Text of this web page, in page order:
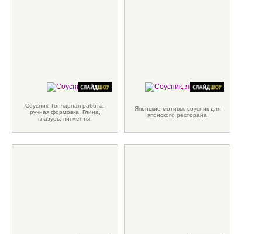
Соусник. Гончарная работа,
ручная формовка. Глина,
глазурь, пигменты.
Японские мотивы, соусник для
японского ресторана